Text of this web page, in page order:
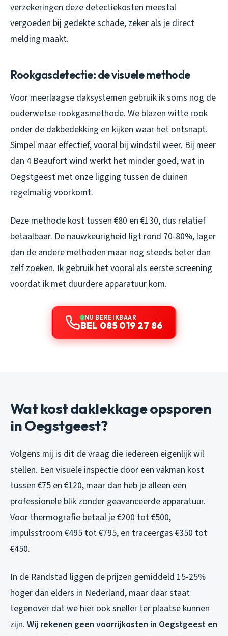
verzekeringen deze detectiekosten meestal
vergoeden bij gedekte schade, zeker als je direct
melding maakt.
Rookgasdetectie: de visuele methode
Voor meerlaagse daksystemen gebruik ik soms nog de
ouderwetse rookgasmethode. We blazen witte rook
onder de dakbedekking en kijken waar het ontsnapt.
Simpel maar effectief, vooral bij windstil weer. Bij meer
dan 4 Beaufort wind werkt het minder goed, wat in
Oegstgeest met onze ligging tussen de duinen
regelmatig voorkomt.
Deze methode kost tussen €80 en €130, dus relatief
betaalbaar. De nauwkeurigheid ligt rond 70-80%, lager
dan de andere methoden maar nog steeds beter dan
zelf zoeken. Ik gebruik het vooral als eerste screening
voordat ik met duurdere apparatuur kom.
NU BEREIKBAAR
BEL 085 019 27 86
Wat kost daklekkage opsporen
in Oegstgeest?
Volgens mij is dit de vraag die iedereen eigenlijk wil
stellen. Een visuele inspectie door een vakman kost
tussen €75 en €120, maar dan heb je alleen een
professionele blik zonder geavanceerde apparatuur.
Voor thermografie betaal je €200 tot €500,
impulsstroom €495 tot €795, en traceergas €350 tot
€450.
In de Randstad liggen de prijzen gemiddeld 15-25%
hoger dan elders in Nederland, maar daar staat
tegenover dat we hier ook sneller ter plaatse kunnen
zijn. Wij rekenen geen voorrijkosten in Oegstgeest en